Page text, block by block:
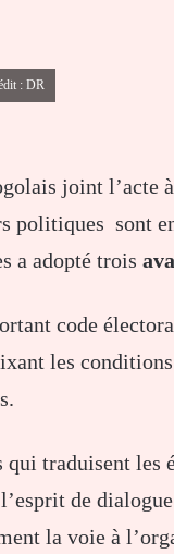
: DR
joint l’acte
politiques sont
a adopté trois
code
les
qui traduisent les
de
la voie à